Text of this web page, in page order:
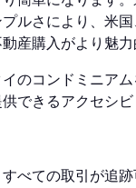
ルさにより、米
産購入がより魅力
のコンドミニア
できるアクセシビ
べての取引が追